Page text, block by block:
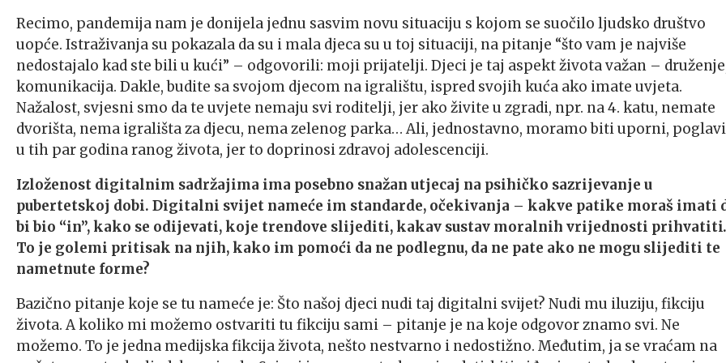
Recimo, pandemija nam je donijela jednu sasvim novu situaciju s kojom se suočilo ljudsko društvo
uopće. Istraživanja su pokazala da su i mala djeca su u toj situaciji, na pitanje “što vam je najviše
nedostajalo kad ste bili u kući” – odgovorili: moji prijatelji. Djeci je taj aspekt života važan –
komunikacija. Dakle, budite sa svojom djecom na igralištu, ispred svojih kuća ako imate uvjeta.
Nažalost, svjesni smo da te uvjete nemaju svi roditelji, jer ako živite u zgradi, npr. na 4. katu, nemate
dvorišta, nema igrališta za djecu, nema zelenog parka… Ali, jednostavno, moramo biti uporni,
u tih par godina ranog života, jer to doprinosi zdravoj adolescenciji.
Izloženost digitalnim sadržajima ima posebno snažan utjecaj na psihičko sazrijevanje u
pubertetskoj dobi. Digitalni svijet nameće im standarde, očekivanja – kakve patike moraš imati
bi bio “in”, kako se odijevati, koje trendove slijediti, kakav sustav moralnih vrijednosti
To je golemi pritisak na njih, kako im pomoći da ne podlegnu, da ne pate ako ne mogu slijediti te
nametnute forme?
Bazično pitanje koje se tu nameće je: Što našoj djeci nudi taj digitalni svijet? Nudi mu iluziju, fikciju
života. A koliko mi možemo ostvariti tu fikciju sami – pitanje je na koje odgovor znamo svi. Ne
možemo. To je jedna medijska fikcija života, nešto nestvarno i nedostižno. Međutim, ja se vraćam na